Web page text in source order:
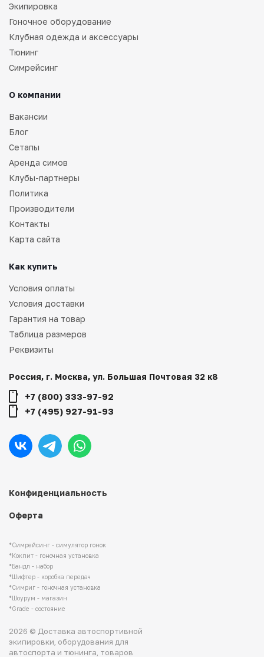
*Симрейсинг - симулятор гонок
*Кокпит - гоночная установка
*Бандл - набор
*Шифтер - коробка передач
*Симриг - гоночная установка
*Шоурум - магазин
*Grade - состояние
2026 © Доставка автоспортивной
экипировки, оборудования для
автоспорта и тюнинга, товаров
Конфиденциальность
Оферта
Экипировка
Гоночное оборудование
Клубная одежда и аксессуары
Тюнинг
Симрейсинг
О компании
Вакансии
Блог
Сетапы
Аренда симов
Клубы-партнеры
Политика
Производители
Контакты
Карта сайта
Как купить
Условия оплаты
Условия доставки
Гарантия на товар
Таблица размеров
Реквизиты
Россия, г. Москва, ул. Большая Почтовая 32 к8
+7 (800) 333-97-92
+7 (495) 927-91-93